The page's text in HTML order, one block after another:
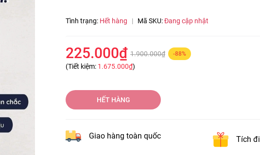
Tình trạng: Hết hàng | Mã SKU:Đang cập nhật
225.000₫ 1.900.000₫ -88%
(Tiết kiệm: 1.675.000₫)
HẾT HÀNG
Giao hàng toàn quốc Tích